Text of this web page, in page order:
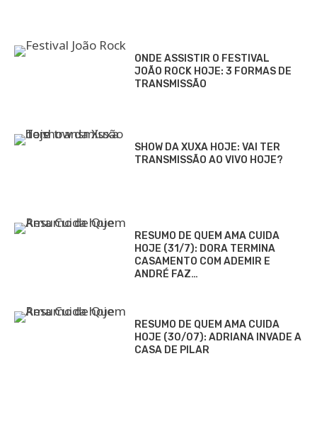
ONDE ASSISTIR O FESTIVAL
JOÃO ROCK HOJE: 3 FORMAS DE
TRANSMISSÃO
SHOW DA XUXA HOJE: VAI TER
TRANSMISSÃO AO VIVO HOJE?
RESUMO DE QUEM AMA CUIDA
HOJE (31/7): DORA TERMINA
CASAMENTO COM ADEMIR E
ANDRÉ FAZ…
RESUMO DE QUEM AMA CUIDA
HOJE (30/07): ADRIANA INVADE A
CASA DE PILAR